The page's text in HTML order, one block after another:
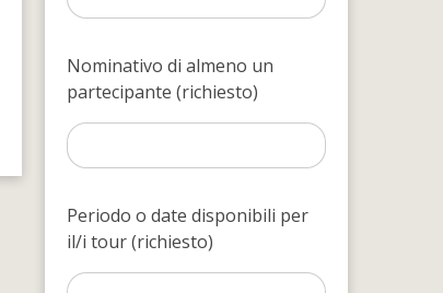
Nominativo di almeno un
partecipante (richiesto)
Periodo o date disponibili per
il/i tour (richiesto)